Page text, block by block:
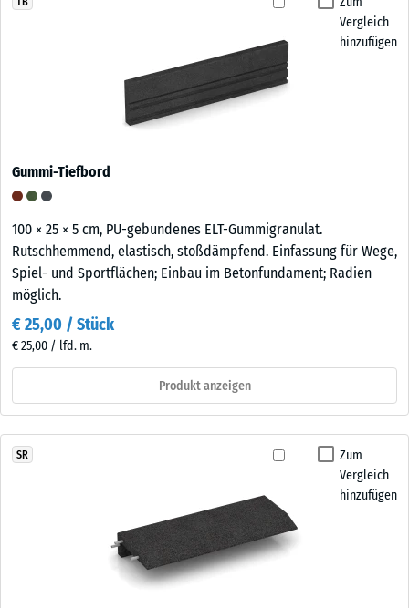
Vergleich
hinzufügen
Gummi-Tiefbord
100 × 25 × 5 cm, PU-gebundenes ELT-Gummigranulat.
Rutschhemmend, elastisch, stoßdämpfend. Einfassung für Wege,
Spiel- und Sportflächen; Einbau im Betonfundament; Radien
möglich.
€ 25,00 / Stück
€ 25,00 / lfd. m.
Produkt anzeigen
Zum
Vergleich
hinzufügen
SR